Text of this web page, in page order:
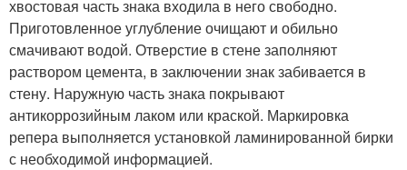
хвостовая часть знака входила в него свободно.
Приготовленное углубление очищают и обильно
смачивают водой. Отверстие в стене заполняют
раствором цемента, в заключении знак забивается в
стену. Наружную часть знака покрывают
антикоррозийным лаком или краской. Маркировка
репера выполняется установкой ламинированной бирки
с необходимой информацией.